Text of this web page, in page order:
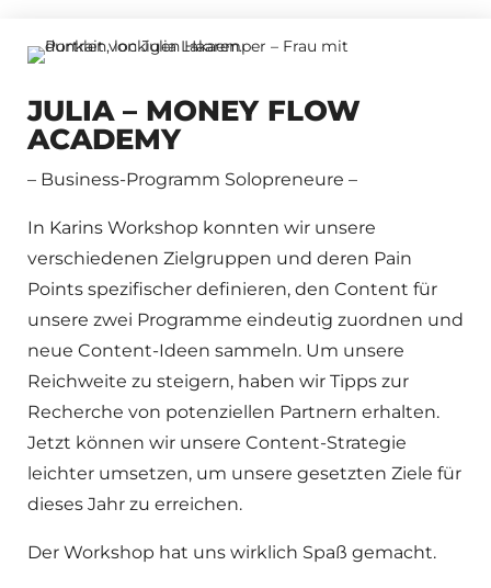
JULIA – MONEY FLOW
ACADEMY
– Business-Programm Solopreneure –
In Karins Workshop konnten wir unsere
verschiedenen Zielgruppen und deren Pain
Points spezifischer definieren, den Content für
unsere zwei Programme eindeutig zuordnen und
neue Content-Ideen sammeln. Um unsere
Reichweite zu steigern, haben wir Tipps zur
Recherche von potenziellen Partnern erhalten.
Jetzt können wir unsere Content-Strategie
leichter umsetzen, um unsere gesetzten Ziele für
dieses Jahr zu erreichen.
Der Workshop hat uns wirklich Spaß gemacht.